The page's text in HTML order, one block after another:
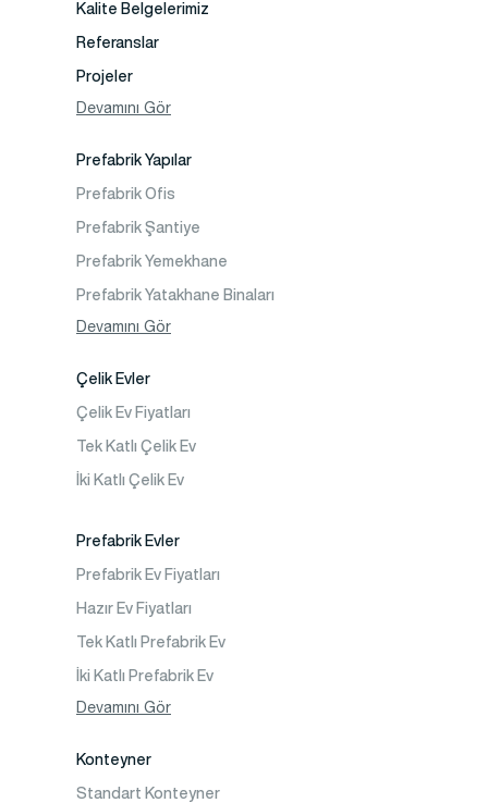
Kalite Belgelerimiz
Referanslar
Projeler
Fotoğraf Galeri
Devamını Gör
Prefabrik Yapılar
Prefabrik Ofis
Prefabrik Şantiye
Prefabrik Yemekhane
Prefabrik Yatakhane Binaları
Prefabrik Dükkan
Prefabrik Acil Afet Binaları
Prefabrik WC Duş Binaları
Şantiye Mobilizasyon
Şantiye Kamp Binaları
Devamını Gör
Çelik Evler
Çelik Ev Fiyatları
Tek Katlı Çelik Ev
İki Katlı Çelik Ev
Prefabrik Evler
Prefabrik Ev Fiyatları
Hazır Ev Fiyatları
Tek Katlı Prefabrik Ev
İki Katlı Prefabrik Ev
Tek Katlı Prefabrik Villa
Devamını Gör
Konteyner
Standart Konteyner